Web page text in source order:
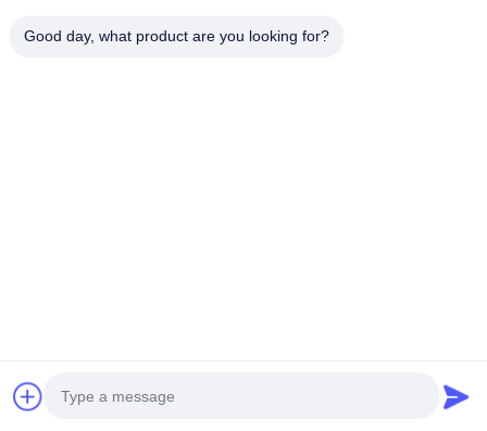
tahan cuaca untuk mobil
Good day, what product are you looking for?